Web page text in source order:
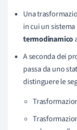
Una
in cui un
termodinamico
A seconda dei
passa da uno
distinguere le